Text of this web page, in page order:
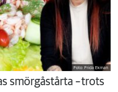
Foto: Frida Ekman
smörgåstårta – trots